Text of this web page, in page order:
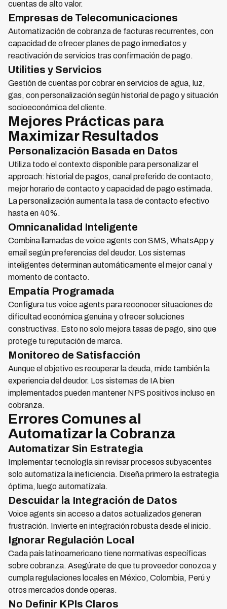
cuentas de alto valor.
Empresas de Telecomunicaciones
Automatización de cobranza de facturas recurrentes, con
capacidad de ofrecer planes de pago inmediatos y
reactivación de servicios tras confirmación de pago.
Utilities y Servicios
Gestión de cuentas por cobrar en servicios de agua, luz,
gas, con personalización según historial de pago y situación
socioeconómica del cliente.
Mejores Prácticas para
Maximizar Resultados
Personalización Basada en Datos
Utiliza todo el contexto disponible para personalizar el
approach: historial de pagos, canal preferido de contacto,
mejor horario de contacto y capacidad de pago estimada.
La personalización aumenta la tasa de contacto efectivo
hasta en 40%.
Omnicanalidad Inteligente
Combina llamadas de voice agents con SMS, WhatsApp y
email según preferencias del deudor. Los sistemas
inteligentes determinan automáticamente el mejor canal y
momento de contacto.
Empatía Programada
Configura tus voice agents para reconocer situaciones de
dificultad económica genuina y ofrecer soluciones
constructivas. Esto no solo mejora tasas de pago, sino que
protege tu reputación de marca.
Monitoreo de Satisfacción
Aunque el objetivo es recuperar la deuda, mide también la
experiencia del deudor. Los sistemas de IA bien
implementados pueden mantener NPS positivos incluso en
cobranza.
Errores Comunes al
Automatizar la Cobranza
Automatizar Sin Estrategia
Implementar tecnología sin revisar procesos subyacentes
solo automatiza la ineficiencia. Diseña primero la estrategia
óptima, luego automatízala.
Descuidar la Integración de Datos
Voice agents sin acceso a datos actualizados generan
frustración. Invierte en integración robusta desde el inicio.
Ignorar Regulación Local
Cada país latinoamericano tiene normativas específicas
sobre cobranza. Asegúrate de que tu proveedor conozca y
cumpla regulaciones locales en México, Colombia, Perú y
otros mercados donde operas.
No Definir KPIs Claros